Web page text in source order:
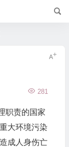
281
职责的国家
大环境污染
成人身伤亡